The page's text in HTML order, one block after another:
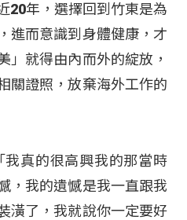
20年，選擇回到竹東是為
進而意識到身體健康，才
」就得由內而外的綻放，
關證照，放棄海外工作的
真的很高興我的那當時
，我的遺憾是我一直跟我
潢了，我就說你一定要好